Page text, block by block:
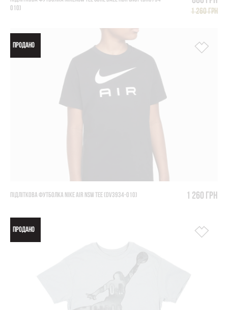
010)
1 260 грн
ПРОДАНО
ПІДЛІТКОВА ФУТБОЛКА NIKE AIR NSW TEE (DV3934-010) 1 260 грн
ПРОДАНО